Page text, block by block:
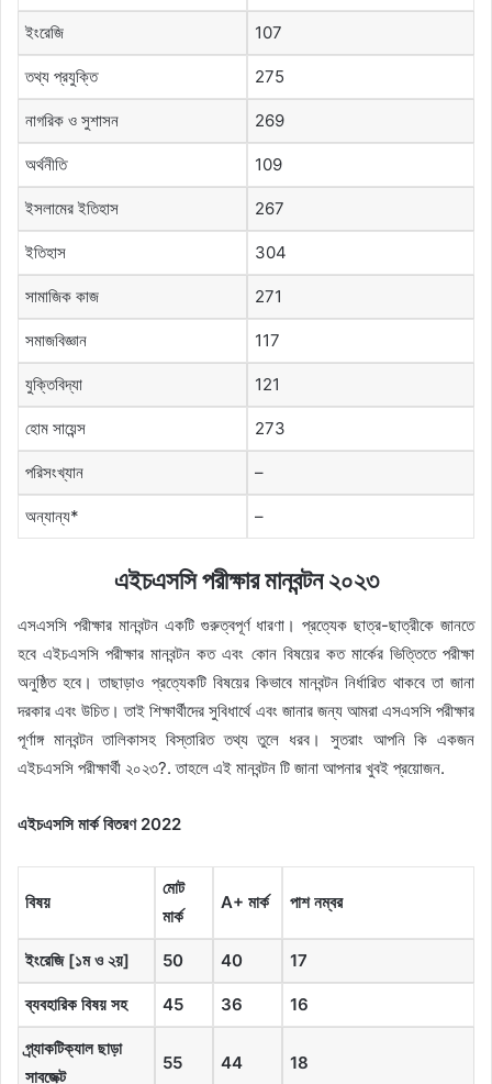
ইংরেজি 107
তথ্য প্রযুক্তি 275
নাগরিক ও সুশাসন 269
অর্থনীতি 109
ইসলামের ইতিহাস 267
ইতিহাস 304
সামাজিক কাজ 271
সমাজবিজ্ঞান 117
যুক্তিবিদ্যা 121
হোম সায়েন্স 273
পরিসংখ্যান –
অন্যান্য* –
এইচএসসি পরীক্ষার মানবন্টন ২০২৩
এসএসসি পরীক্ষার মানবন্টন একটি গুরুত্বপূর্ণ ধারণা। প্রত্যেক ছাত্র-ছাত্রীকে জানতে
হবে এইচএসসি পরীক্ষার মানবন্টন কত এবং কোন বিষয়ের কত মার্কের ভিত্তিতে পরীক্ষা
অনুষ্ঠিত হবে। তাছাড়াও প্রত্যেকটি বিষয়ের কিভাবে মানবন্টন নির্ধারিত থাকবে তা জানা
দরকার এবং উচিত। তাই শিক্ষার্থীদের সুবিধার্থে এবং জানার জন্য আমরা এসএসসি পরীক্ষার
পূর্ণাঙ্গ মানবন্টন তালিকাসহ বিস্তারিত তথ্য তুলে ধরব। সুতরাং আপনি কি একজন
এইচএসসি পরীক্ষার্থী ২০২৩?. তাহলে এই মানবন্টন টি জানা আপনার খুবই প্রয়োজন.
এইচএসসি মার্ক বিতরণ 2022
বিষয়
মোট
মার্ক
A+ মার্ক পাশ নম্বর
ইংরেজি[১ম ও২য়] 50 40 17
ব্যবহারিক বিষয় সহ 45 36 16
প্র্যাকটিক্যাল ছাড়া
সাবজেক্ট
55 44 18